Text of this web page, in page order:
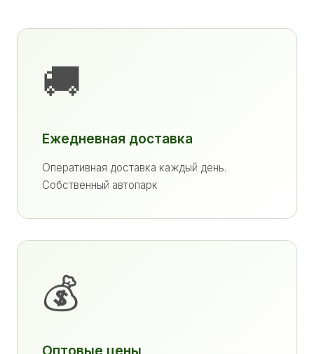
🚚
Ежедневная доставка
Оперативная доставка каждый день.
Собственный автопарк
💰
Оптовые цены